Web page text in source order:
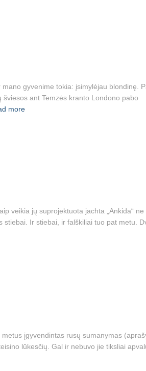
gyvenime tokia: įsimylėjau blondinę.
ant Temzės kranto Londono pabo
more
veikia jų suprojektuota jachta „Ankida“ ne
Ir stiebai, ir falškiliai tuo pat metu.
įgyvendintas rusų sumanymas
lūkesčių. Gal ir nebuvo jie tiksliai